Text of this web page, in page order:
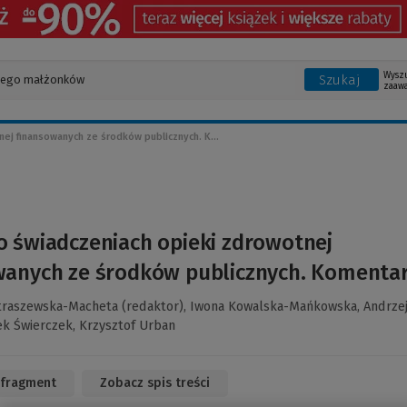
Szukaj
finansowanych ze środków publicznych. K...
świadczeniach opieki zdrowotnej
ze środków publicznych.
Macheta (redaktor), Iwona Kowalska-Mańkowska, Andrzej
Świerczek, Krzysztof Urban
Zobacz spis treści